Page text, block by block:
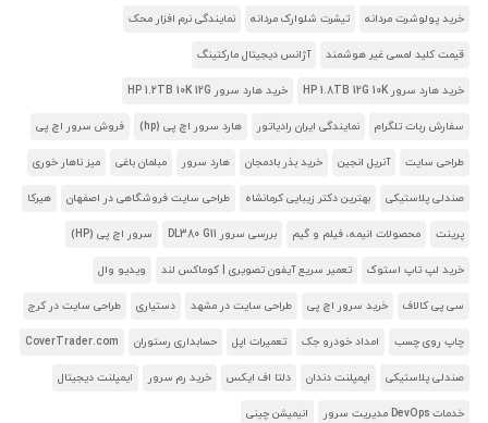
خرید پولوشرت مردانه تیشرت شلوارک مردانه نمایندگی نرم افزار محک
قیمت کلید لمسی غیر هوشمند آژانس دیجیتال مارکتینگ
خرید هارد سرور HP 1.8TB 12G 10K خرید هارد سرور HP 1.2TB 10K 12G
سفارش ربات تلگرام نمایندگی ایران رادیاتور هارد سرور اچ پی (hp) فروش سرور اچ پی
طراحی سایت آنریل انجین خرید بذر بادمجان هارد سرور مبلمان باغی میز ناهار خوری
صندلی پلاستیکی بهترین دکتر زیبایی کرمانشاه طراحی سایت فروشگاهی در اصفهان هیرکا
پرینت محصولات انیمه، فیلم و گیم بررسی سرور DL380 G11 سرور اچ پی (HP)
خرید لپ تاپ استوک تعمیر سریع آیفون تصویری | کوماکس لند ویدیو وال
سی پی کالاف خرید سرور اچ پی طراحی سایت در مشهد دستیاری طراحی سایت در کرج
چاپ روی چسب امداد خودرو جک تعمیرات اپل حسابداری رستوران CoverTrader.com
صندلی پلاستیکی ایمپلنت دندان دلتا اف ایکس خرید رم سرور ایمپلنت دیجیتال
خدمات DevOps مدیریت سرور انیمیشن چینی